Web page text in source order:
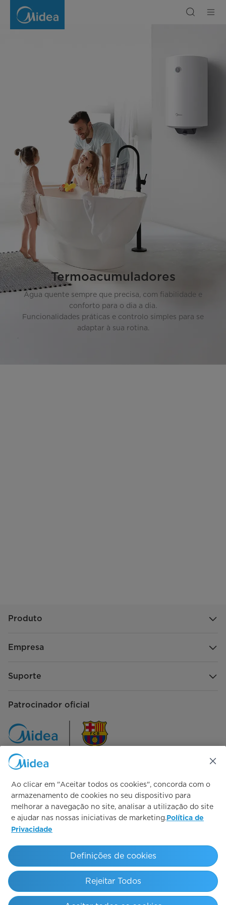
Termoacumuladores
Água quente sempre que precisa, com fiabilidade e
conforto para o dia a dia.
Funcionalidades práticas e controlo simples para se
adaptar à sua rotina.
Produto
Empresa
Suporte
Patrocinador oficial
Siga-nos
Simply ideal
Copyright 2026 Copyright Midea. All rights reserved.
Termos de UsoPolítica de PrivacidadeCanal de Denúncia
Consentimento de Cookies
Ao clicar em "Aceitar todos os cookies", concorda com o
armazenamento de cookies no seu dispositivo para
melhorar a navegação no site, analisar a utilização do site
e ajudar nas nossas iniciativas de marketing. Política de
Privacidade
Definições de cookies
Rejeitar Todos